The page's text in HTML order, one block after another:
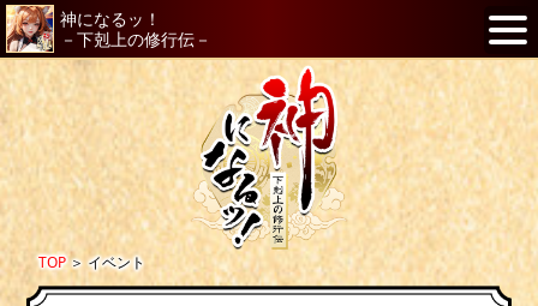
神になるッ！
－下剋上の修行伝－
TOP＞イベント